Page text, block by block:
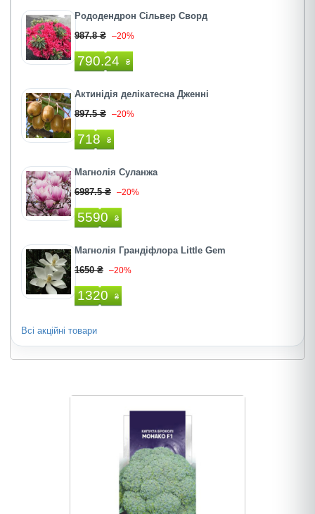
Рододендрон Сільвер Сворд
987.8 ₴ –20%
790.24 ₴
Актинідія делікатесна Дженні
897.5 ₴ –20%
718 ₴
Магнолія Суланжа
6987.5 ₴ –20%
5590 ₴
Магнолія Грандіфлора Little Gem
1650 ₴ –20%
1320 ₴
Всі акційні товари